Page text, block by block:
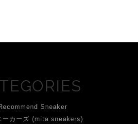
Sneaker
ーカーズ (mita sneakers)